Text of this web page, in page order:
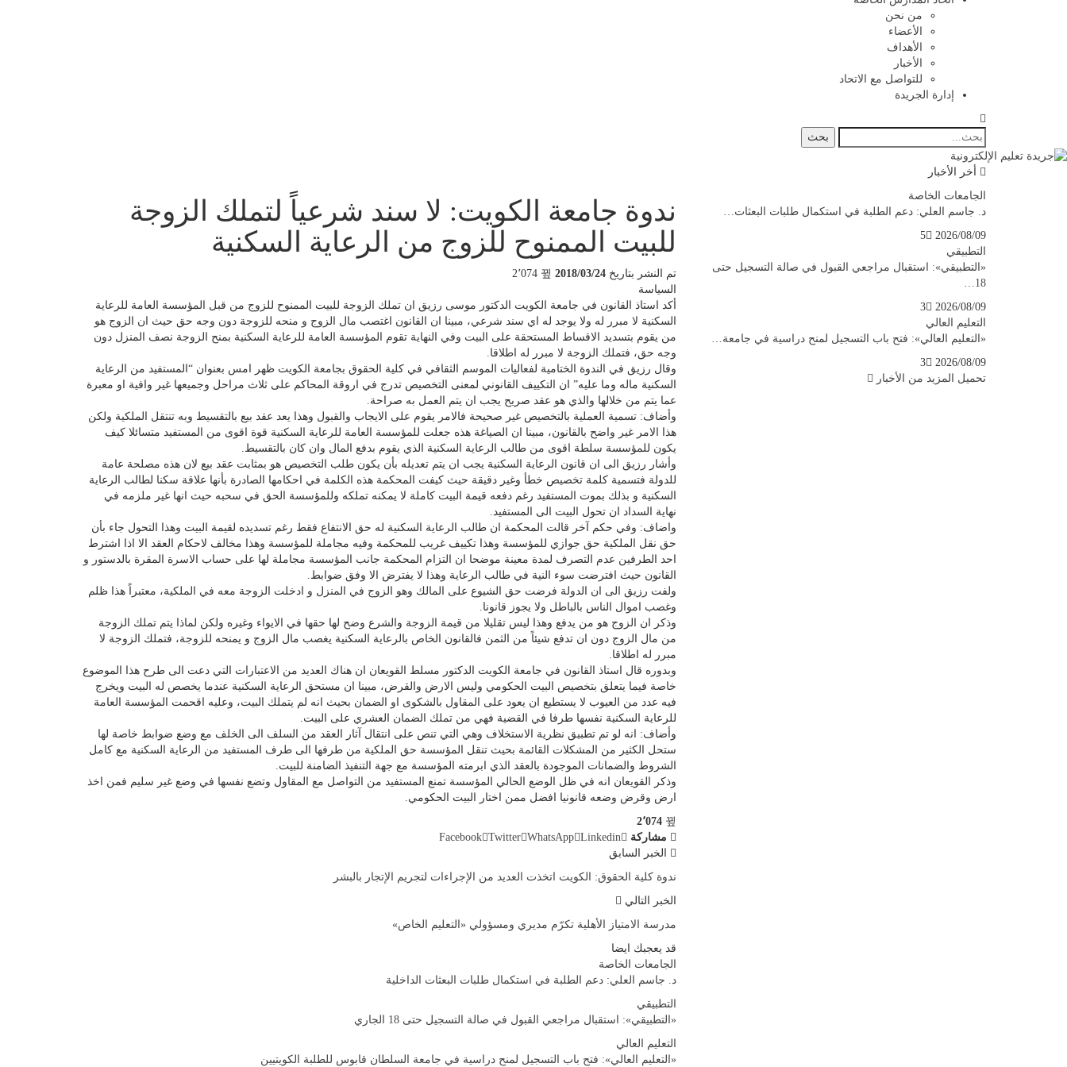
من نحن
الأعضاء
الأهداف
الأخبار
للتواصل مع الاتحاد
إدارة الجريدة
ندوة جامعة الكويت: لا سند شرعياً لتملك الزوجة
للبيت الممنوح للزوج من الرعاية السكنية
تم النشر بتاريخ 2018/03/24
السياسة
أكد استاذ القانون في جامعة الكويت الدكتور موسى رزيق ان تملك الزوجة للبيت الممنوح للزوج من قبل المؤسسة العامة للرعاية
السكنية لا مبرر له ولا يوجد له اي سند شرعي، مبينا ان القانون اغتصب مال الزوج و منحه للزوجة دون وجه حق حيث ان الزوج هو
من يقوم بتسديد الاقساط المستحقة على البيت وفي النهاية تقوم المؤسسة العامة للرعاية السكنية بمنح الزوجة نصف المنزل دون
وجه حق، فتملك الزوجة لا مبرر له اطلاقا.
وقال رزيق في الندوة الختامية لفعاليات الموسم الثقافي في كلية الحقوق بجامعة الكويت ظهر امس بعنوان “المستفيد من الرعاية
السكنية ماله وما عليه” ان التكييف القانوني لمعنى التخصيص تدرج في اروقة المحاكم على ثلاث مراحل وجميعها غير وافية او معبرة
عما يتم من خلالها والذي هو عقد صريح يجب ان يتم العمل به صراحة.
وأضاف: تسمية العملية بالتخصيص غير صحيحة فالامر يقوم على الايجاب والقبول وهذا يعد عقد بيع بالتقسيط وبه تنتقل الملكية ولكن
هذا الامر غير واضح بالقانون، مبينا ان الصياغة هذه جعلت للمؤسسة العامة للرعاية السكنية قوة اقوى من المستفيد متسائلا كيف
يكون للمؤسسة سلطة اقوى من طالب الرعاية السكنية الذي يقوم بدفع المال وان كان بالتقسيط.
وأشار رزيق الى ان قانون الرعاية السكنية يجب ان يتم تعديله بأن يكون طلب التخصيص هو بمثابت عقد بيع لان هذه مصلحة عامة
للدولة فتسمية كلمة تخصيص خطأ وغير دقيقة حيث كيفت المحكمة هذه الكلمة في احكامها الصادرة بأنها علاقة سكنا لطالب الرعاية
السكنية و بذلك بموت المستفيد رغم دفعه قيمة البيت كاملة لا يمكنه تملكه وللمؤسسة الحق في سحبه حيث انها غير ملزمه في
نهاية السداد ان تحول البيت الى المستفيد.
واضاف: وفي حكم آخر قالت المحكمة ان طالب الرعاية السكنية له حق الانتفاع فقط رغم تسديده لقيمة البيت وهذا التحول جاء بأن
حق نقل الملكية حق جوازي للمؤسسة وهذا تكييف غريب للمحكمة وفيه مجاملة للمؤسسة وهذا مخالف لاحكام العقد الا اذا اشترط
احد الطرفين عدم التصرف لمدة معينة موضحا ان التزام المحكمة جانب المؤسسة مجاملة لها على حساب الاسرة المقرة بالدستور و
القانون حيث افترضت سوء النية في طالب الرعاية وهذا لا يفترض الا وفق ضوابط.
ولفت رزيق الى ان الدولة فرضت حق الشيوع على المالك وهو الزوج في المنزل و ادخلت الزوجة معه في الملكية، معتبراً هذا ظلم
وغصب اموال الناس بالباطل ولا يجوز قانونا.
وذكر ان الزوج هو من يدفع وهذا ليس تقليلا من قيمة الزوجة والشرع وضح لها حقها في الايواء وغيره ولكن لماذا يتم تملك الزوجة
من مال الزوج دون ان تدفع شيئاً من الثمن فالقانون الخاص بالرعاية السكنية يغصب مال الزوج و يمنحه للزوجة، فتملك الزوجة لا
مبرر له اطلاقا.
وبدوره قال استاذ القانون في جامعة الكويت الدكتور مسلط القويعان ان هناك العديد من الاعتبارات التي دعت الى طرح هذا الموضوع
خاصة فيما يتعلق بتخصيص البيت الحكومي وليس الارض والقرض، مبينا ان مستحق الرعاية السكنية عندما يخصص له البيت ويخرج
فيه عدد من العيوب لا يستطيع ان يعود على المقاول بالشكوى او الضمان بحيث انه لم يتملك البيت، وعليه اقحمت المؤسسة العامة
للرعاية السكنية نفسها طرفا في القضية فهي من تملك الضمان العشري على البيت.
وأضاف: انه لو تم تطبيق نظرية الاستخلاف وهي التي تنص على انتقال آثار العقد من السلف الى الخلف مع وضع ضوابط خاصة لها
ستحل الكثير من المشكلات القائمة بحيث تنقل المؤسسة حق الملكية من طرفها الى طرف المستفيد من الرعاية السكنية مع كامل
الشروط والضمانات الموجودة بالعقد الذي ابرمته المؤسسة مع جهة التنفيذ الضامنة للبيت.
وذكر القويعان انه في ظل الوضع الحالي المؤسسة تمنع المستفيد من التواصل مع المقاول وتضع نفسها في وضع غير سليم فمن اخذ
ارض وقرض وضعه قانونيا افضل ممن اختار البيت الحكومي.
2٬074
مشاركة
Facebook Twitter WhatsApp Linkedin
الخبر السابق
ندوة كلية الحقوق: الكويت اتخذت العديد من الإجراءات لتجريم الإتجار بالبشر
الخبر التالي
مدرسة الامتياز الأهلية تكرّم مديري ومسؤولي «التعليم الخاص»
قد يعجبك ايضا
الجامعات الخاصة
د. جاسم العلي: دعم الطلبة في استكمال طلبات البعثات الداخلية
التطبيقي
«التطبيقي»: استقبال مراجعي القبول في صالة التسجيل حتى 18 الجاري
التعليم العالي
«التعليم العالي»: فتح باب التسجيل لمنح دراسية في جامعة السلطان قابوس للطلبة الكويتيين
أخر الأخبار
الجامعات الخاصة
د. جاسم العلي: دعم الطلبة في استكمال طلبات البعثات…
2026/08/09
5
التطبيقي
«التطبيقي»: استقبال مراجعي القبول في صالة التسجيل حتى
18…
2026/08/09
3
التعليم العالي
«التعليم العالي»: فتح باب التسجيل لمنح دراسية في جامعة…
2026/08/09
3
تحميل المزيد من الأخبار